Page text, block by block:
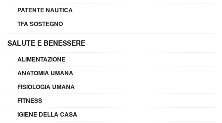
PATENTE NAUTICA
TFA SOSTEGNO
SALUTE E BENESSERE
ALIMENTAZIONE
ANATOMIA UMANA
FISIOLOGIA UMANA
FITNESS
IGIENE DELLA CASA